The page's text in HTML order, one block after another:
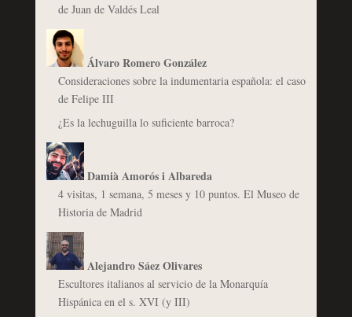
de Juan de Valdés Leal
Álvaro Romero González
Consideraciones sobre la indumentaria española: el caso
de Felipe III
¿Es la lechuguilla lo suficiente barroca?
Damià Amorós i Albareda
4 visitas, 1 semana, 5 meses y 10 puntos. El Museo de
Historia de Madrid
Alejandro Sáez Olivares
Escultores italianos al servicio de la Monarquía
Hispánica en el s. XVI (y III)